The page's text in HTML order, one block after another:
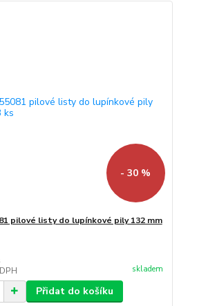
- 30 %
pilové listy do lupínkové pily 132 mm
skladem
Přidat do košíku